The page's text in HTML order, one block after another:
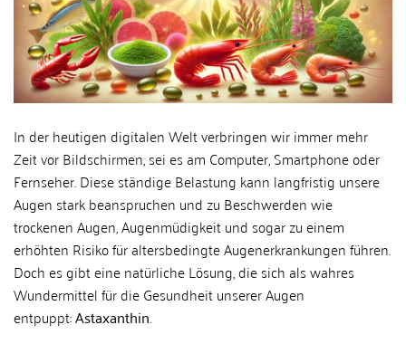
In der heutigen digitalen Welt verbringen wir immer mehr
Zeit vor Bildschirmen, sei es am Computer, Smartphone oder
Fernseher. Diese ständige Belastung kann langfristig unsere
Augen stark beanspruchen und zu Beschwerden wie
trockenen Augen, Augenmüdigkeit und sogar zu einem
erhöhten Risiko für altersbedingte Augenerkrankungen führen.
Doch es gibt eine natürliche Lösung, die sich als wahres
Wundermittel für die Gesundheit unserer Augen
entpuppt:Astaxanthin.